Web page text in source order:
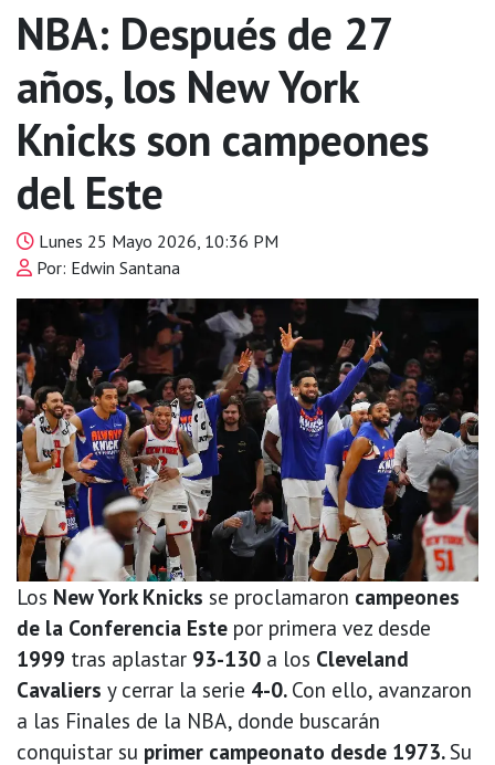
NBA: Después de 27
años, los New York
Knicks son campeones
del Este
Lunes 25 Mayo 2026, 10:36 PM
Por: Edwin Santana
Los New York Knicks se proclamaron campeones
de la Conferencia Este por primera vez desde
1999 tras aplastar 93-130 a los Cleveland
Cavaliers y cerrar la serie 4-0. Con ello, avanzaron
a las Finales de la NBA, donde buscarán
conquistar su primer campeonato desde 1973. Su